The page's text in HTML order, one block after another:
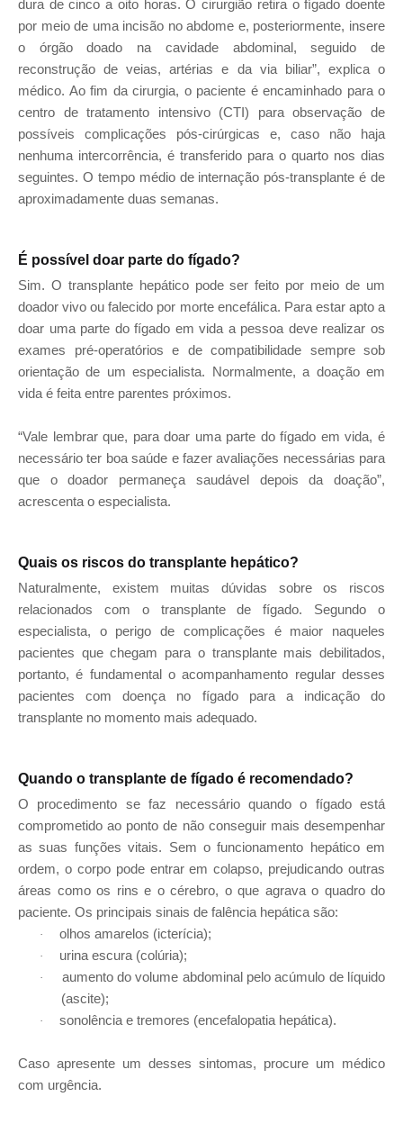
dura de cinco a oito horas. O cirurgião retira o fígado doente
por meio de uma incisão no abdome e, posteriormente, insere
o órgão doado na cavidade abdominal, seguido de
reconstrução de veias, artérias e da via biliar”, explica o
médico. Ao fim da cirurgia, o paciente é encaminhado para o
centro de tratamento intensivo (CTI) para observação de
possíveis complicações pós-cirúrgicas e, caso não haja
nenhuma intercorrência, é transferido para o quarto nos dias
seguintes. O tempo médio de internação pós-transplante é de
aproximadamente duas semanas.
É possível doar parte do fígado?
Sim. O transplante hepático pode ser feito por meio de um
doador vivo ou falecido por morte encefálica. Para estar apto a
doar uma parte do fígado em vida a pessoa deve realizar os
exames pré-operatórios e de compatibilidade sempre sob
orientação de um especialista. Normalmente, a doação em
vida é feita entre parentes próximos.
“Vale lembrar que, para doar uma parte do fígado em vida, é
necessário ter boa saúde e fazer avaliações necessárias para
que o doador permaneça saudável depois da doação”,
acrescenta o especialista.
Quais os riscos do transplante hepático?
Naturalmente, existem muitas dúvidas sobre os riscos
relacionados com o transplante de fígado. Segundo o
especialista, o perigo de complicações é maior naqueles
pacientes que chegam para o transplante mais debilitados,
portanto, é fundamental o acompanhamento regular desses
pacientes com doença no fígado para a indicação do
transplante no momento mais adequado.
Quando o transplante de fígado é recomendado?
O procedimento se faz necessário quando o fígado está
comprometido ao ponto de não conseguir mais desempenhar
as suas funções vitais. Sem o funcionamento hepático em
ordem, o corpo pode entrar em colapso, prejudicando outras
áreas como os rins e o cérebro, o que agrava o quadro do
paciente. Os principais sinais de falência hepática são:
· olhos amarelos (icterícia);
· urina escura (colúria);
·
aumento do volume abdominal pelo acúmulo de líquido
(ascite);
· sonolência e tremores (encefalopatia hepática).
Caso apresente um desses sintomas, procure um médico
com urgência.